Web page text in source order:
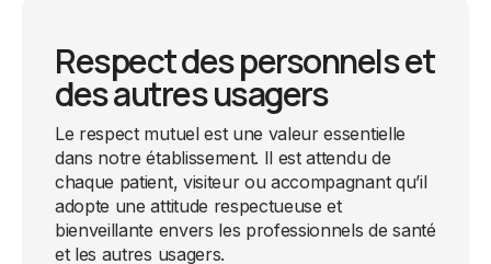
Respect des personnels et
des autres usagers
Le respect mutuel est une valeur essentielle
dans notre établissement. Il est attendu de
chaque patient, visiteur ou accompagnant qu’il
adopte une attitude respectueuse et
bienveillante envers les professionnels de santé
et les autres usagers.